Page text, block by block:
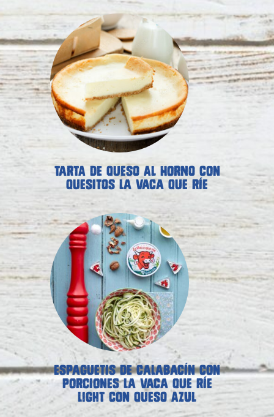
TARTA DE QUESO AL HORNO CON
QUESITOS LA VACA QUE RÍE
ESPAGUETIS DE CALABACÍN CON
PORCIONES LA VACA QUE RÍE
LIGHT CON QUESO AZUL